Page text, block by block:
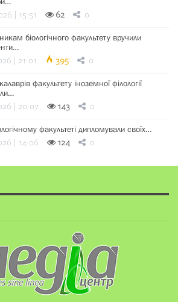
| 15:51 62 0
біологічного факультету вручили
| 21:01 395 0
факультету іноземної філології
| 20:07 143 0
факультеті дипломували своїх…
| 14:06 124 0